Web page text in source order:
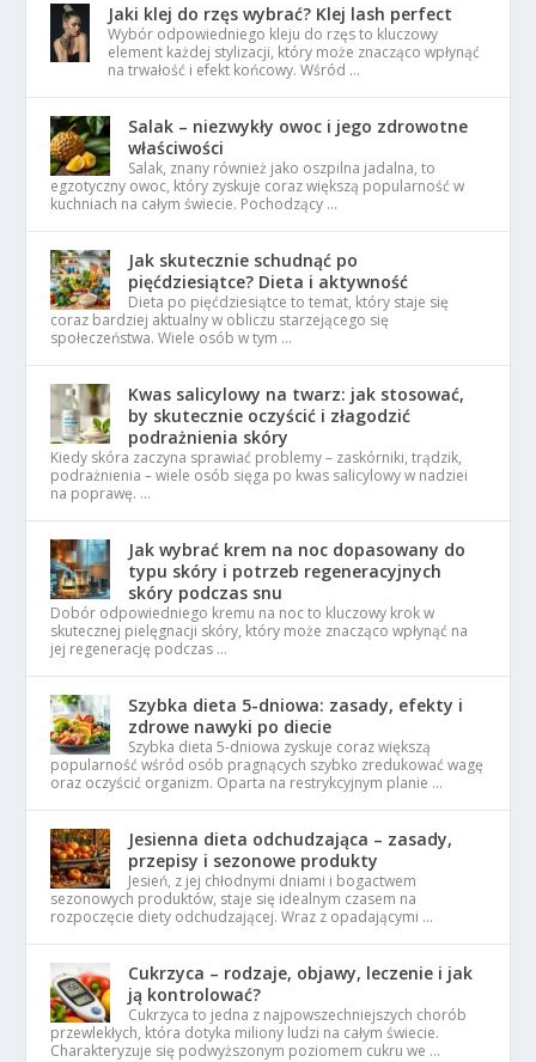
Jaki klej do rzęs wybrać? Klej lash perfect
Wybór odpowiedniego kleju do rzęs to kluczowy
element każdej stylizacji, który może znacząco wpłynąć
na trwałość i efekt końcowy. Wśród …
Salak – niezwykły owoc i jego zdrowotne
właściwości
Salak, znany również jako oszpilna jadalna, to
egzotyczny owoc, który zyskuje coraz większą popularność w
kuchniach na całym świecie. Pochodzący …
Jak skutecznie schudnąć po
pięćdziesiątce? Dieta i aktywność
Dieta po pięćdziesiątce to temat, który staje się
coraz bardziej aktualny w obliczu starzejącego się
społeczeństwa. Wiele osób w tym …
Kwas salicylowy na twarz: jak stosować,
by skutecznie oczyścić i złagodzić
podrażnienia skóry
Kiedy skóra zaczyna sprawiać problemy – zaskórniki, trądzik,
podrażnienia – wiele osób sięga po kwas salicylowy w nadziei
na poprawę. …
Jak wybrać krem na noc dopasowany do
typu skóry i potrzeb regeneracyjnych
skóry podczas snu
Dobór odpowiedniego kremu na noc to kluczowy krok w
skutecznej pielęgnacji skóry, który może znacząco wpłynąć na
jej regenerację podczas …
Szybka dieta 5-dniowa: zasady, efekty i
zdrowe nawyki po diecie
Szybka dieta 5-dniowa zyskuje coraz większą
popularność wśród osób pragnących szybko zredukować wagę
oraz oczyścić organizm. Oparta na restrykcyjnym planie …
Jesienna dieta odchudzająca – zasady,
przepisy i sezonowe produkty
Jesień, z jej chłodnymi dniami i bogactwem
sezonowych produktów, staje się idealnym czasem na
rozpoczęcie diety odchudzającej. Wraz z opadającymi …
Cukrzyca – rodzaje, objawy, leczenie i jak
ją kontrolować?
Cukrzyca to jedna z najpowszechniejszych chorób
przewlekłych, która dotyka miliony ludzi na całym świecie.
Charakteryzuje się podwyższonym poziomem cukru we …